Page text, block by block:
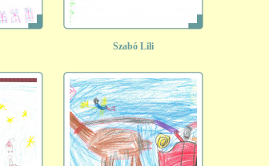
Szabó Lili